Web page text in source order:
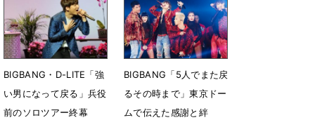
12月13日 19時50分
BIGBANG・D-LITE「強
い男になって戻る」兵役
前のソロツアー終幕
BIGBANG「5人でまた戻
るその時まで」東京ドー
ムで伝えた感謝と絆